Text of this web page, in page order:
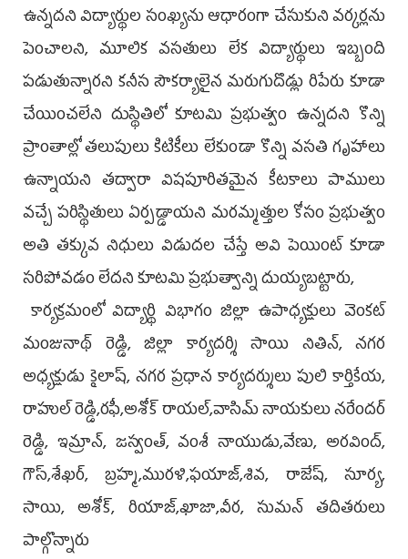
ఉన్నదని విద్యార్థుల సంఖ్యను ఆధారంగా చేసుకుని వర్కర్లను
పెంచాలని, మూలిక వసతులు లేక విద్యార్థులు ఇబ్బంది
పడుతున్నారని కనీస సౌకర్యాలైన మరుగుదొడ్లు రిపేరు కూడా
చేయించలేని దుస్థితిలో కూటమి ప్రభుత్వం ఉన్నదని కొన్ని
ప్రాంతాల్లో తలుపులు కిటికీలు లేకుండా కొన్ని వసతి గృహాలు
ఉన్నాయని తద్వారా విషపూరితమైన కీటకాలు పాములు
వచ్చే పరిస్థితులు ఏర్పడ్డాయని మరమ్మత్తుల కోసం ప్రభుత్వం
అతి తక్కువ నిధులు విడుదల చేస్తే అవి పెయింట్ కూడా
సరిపోవడం లేదని కూటమి ప్రభుత్వాన్ని దుయ్యబట్టారు,
కార్యక్రమంలో విద్యార్థి విభాగం జిల్లా ఉపాధ్యక్షులు వెంకట్
మంజునాథ్ రెడ్డి, జిల్లా కార్యదర్శి సాయి నితిన్, నగర
అధ్యక్షుడు కైలాష్, నగర ప్రధాన కార్యదర్శులు పులి కార్తికేయ,
రాహుల్ రెడ్డి,రఫీ,అశోక్ రాయల్,వాసిమ్ నాయకులు నరేందర్
రెడ్డి, ఇమ్రాన్, జస్వంత్, వంశీ నాయుడు,వేణు, అరవింద్,
గౌస్,శేఖర్, బ్రహ్మ,మురళి,ఫయాజ్,శివ, రాజేష్, సూర్య,
సాయి, అశోక్, రియాజ్,ఖాజా,వీర, సుమన్ తదితరులు
పాల్గొన్నారు